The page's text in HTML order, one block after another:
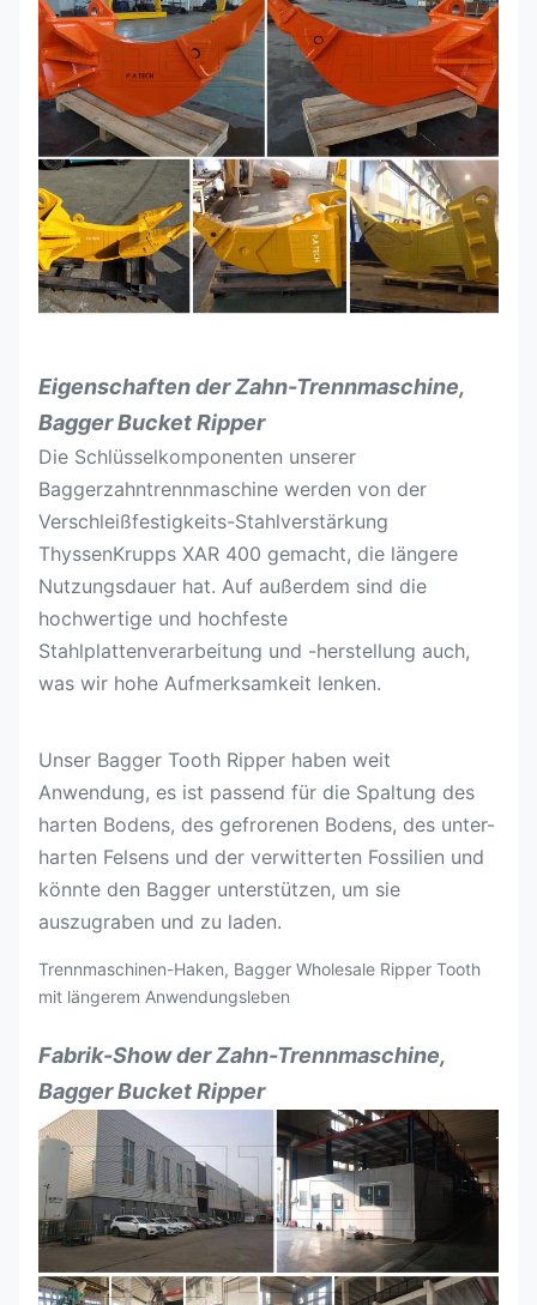
Gewicht Kilogramm 61 162 246
Passender
Bagger
Tonne 4-7 9-19
Eigenschaften der Zahn-Trennmaschine,
Bagger Bucket Ripper
Die Schlüsselkomponenten unserer
Baggerzahntrennmaschine werden von der
Verschleißfestigkeits-Stahlverstärkung
ThyssenKrupps XAR 400 gemacht, die längere
Nutzungsdauer hat. Auf außerdem sind die
hochwertige und hochfeste
Stahlplattenverarbeitung und -herstellung auch,
was wir hohe Aufmerksamkeit lenken.
Unser Bagger Tooth Ripper haben weit
Anwendung, es ist passend für die Spaltung des
harten Bodens, des gefrorenen Bodens, des unter-
harten Felsens und der verwitterten Fossilien und
könnte den Bagger unterstützen, um sie
auszugraben und zu laden.
Trennmaschinen-Haken, Bagger Wholesale Ripper Tooth
mit längerem Anwendungsleben
Fabrik-Showder Zahn-Trennmaschine,
Bagger Bucket Ripper